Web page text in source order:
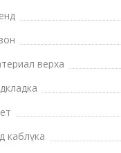
верха
каблука